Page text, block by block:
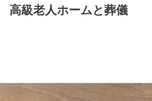
高級老人ホームと葬儀